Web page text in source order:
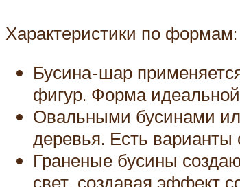
Характеристики по формам:
Бусина-шар
фигур. Форма
Овальными бусинами
деревья. Есть
Граненые бусины
свет, создавая эффект